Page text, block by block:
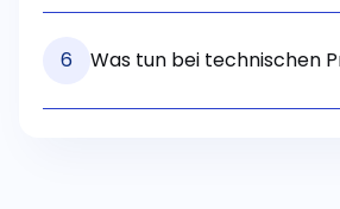
6 Was tun bei technischen